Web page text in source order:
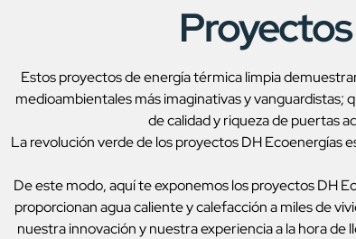
Estos proyectos de energía térmica limpia
medioambientales más imaginativas y vanguardistas;
de calidad y riqueza de puertas
La revolución verde de los proyectos DH Ecoenergías
De este modo, aquí te exponemos los proyectos DH
proporcionan agua caliente y calefacción a miles de
nuestra innovación y nuestra experiencia a la hora de